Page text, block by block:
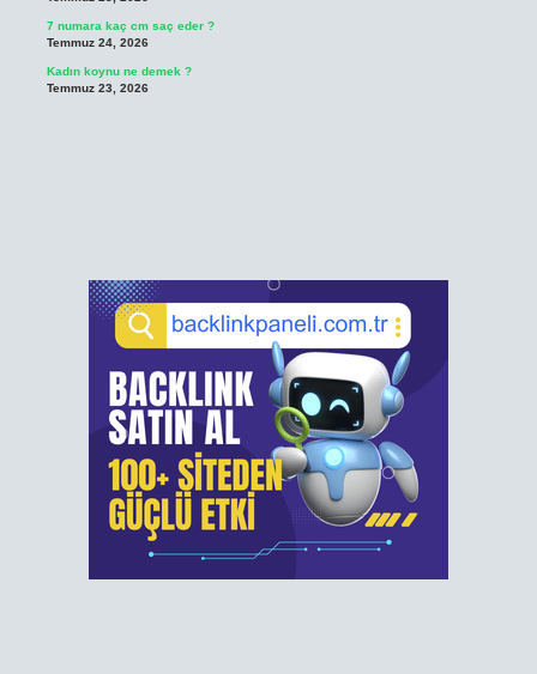
7 numara kaç cm saç eder ?
Temmuz 24, 2026
Kadın koynu ne demek ?
Temmuz 23, 2026